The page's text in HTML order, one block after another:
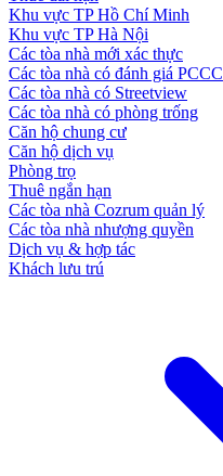
Khu vực TP Hồ Chí Minh
Khu vực TP Hà Nội
Các tòa nhà mới xác thực
Các tòa nhà có đánh giá PCCC
Các tòa nhà có Streetview
Các tòa nhà có phòng trống
Căn hộ chung cư
Căn hộ dịch vụ
Phòng trọ
Thuê ngắn hạn
Các tòa nhà Cozrum quản lý
Các tòa nhà nhượng quyền
Dịch vụ & hợp tác
Khách lưu trú